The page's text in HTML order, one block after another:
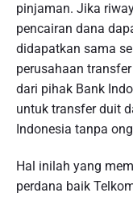
pinjaman. Jika
pencairan dana
didapatkan sama
perusahaan
dari pihak Bank
untuk transfer duit
Indonesia tanpa
Hal inilah yang
perdana baik